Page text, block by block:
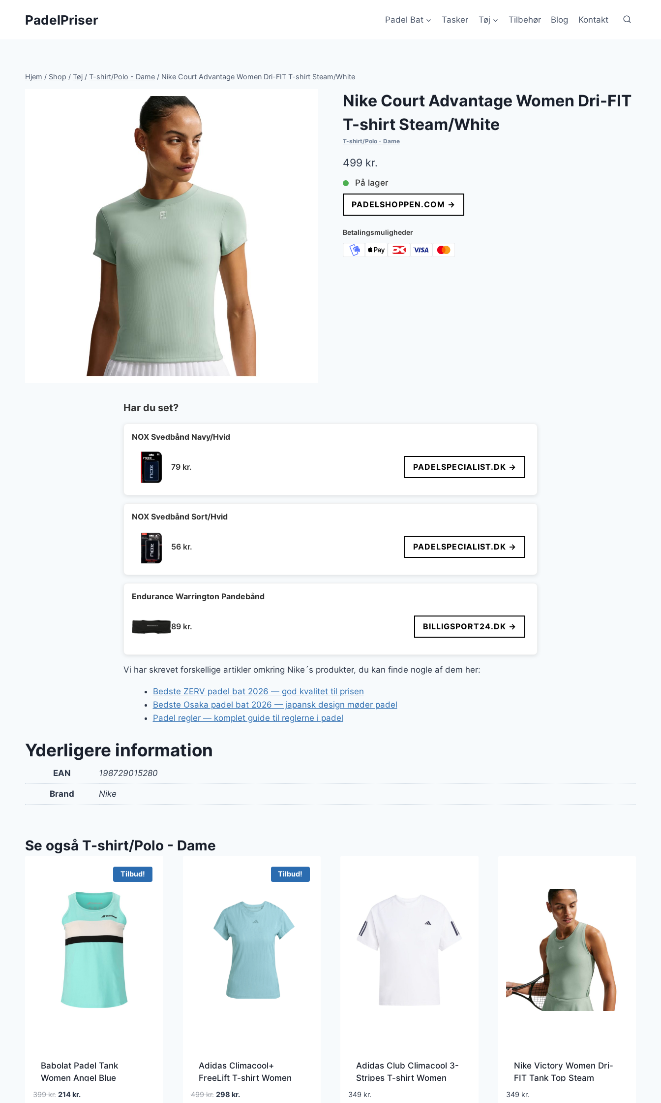
PadelPriser Padel Bat Tasker Tøj Tilbehør Blog Kontakt
Hjem / Shop / Tøj / T-shirt/Polo - Dame / Nike Court Advantage Women Dri-FIT T-shirt Steam/White
Nike Court Advantage Women Dri-FIT
T-shirt Steam/White
T-shirt/Polo - Dame
499 kr.
På lager
PADELSHOPPEN.COM →
Betalingsmuligheder
Har du set?
NOX Svedbånd Navy/Hvid
79 kr. PADELSPECIALIST.DK →
NOX Svedbånd Sort/Hvid
56 kr. PADELSPECIALIST.DK →
Endurance Warrington Pandebånd
89 kr. BILLIGSPORT24.DK →
Vi har skrevet forskellige artikler omkring Nike´s produkter, du kan finde nogle af dem her:
Bedste ZERV padel bat 2026 — god kvalitet til prisen
Bedste Osaka padel bat 2026 — japansk design møder padel
Padel regler — komplet guide til reglerne i padel
Yderligere information
EAN 198729015280
Brand Nike
Se også T-shirt/Polo - Dame
Tilbud!
Babolat Padel Tank
Women Angel Blue
399kr. Den
214kr.Den
Tilbud!
Adidas Climacool+
FreeLift T-shirt Women
Powder Teal
499kr. Den
298 kr.Den
Adidas Club Climacool 3-
Stripes T-shirt Women
White
349 kr.
Nike Victory Women Dri-
FIT Tank Top Steam
349 kr.